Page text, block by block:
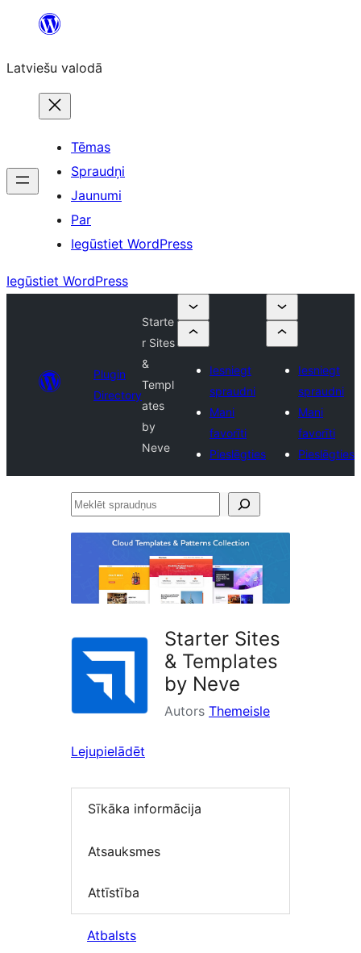
Pāriet
saturu
Latviešu valodā
Tēmas
Spraudņi
Jaunumi
Par
Iegūstiet WordPress
Iegūstiet WordPress
Plugin
Directory
Starte
r Sites
&
Templ
ates
by
Neve
Iesniegt
spraudni
Mani
favorīti
Pieslēgties
Iesniegt
spraudni
Mani
favorīti
Pieslēgties
Meklēt
Starter Sites
& Templates
by Neve
Autors Themeisle
Lejupielādēt
Sīkāka informācija
Atsauksmes
Attīstība
Atbalsts